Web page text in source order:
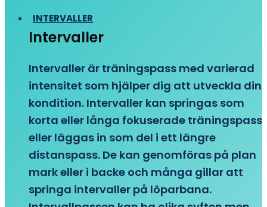
INTERVALLER
Intervaller
Intervaller är träningspass med varierad
intensitet som hjälper dig att utveckla din
kondition. Intervaller kan springas som
korta eller långa fokuserade träningspass
eller läggas in som del i ett längre
distanspass. De kan genomföras på plan
mark eller i backe och många gillar att
springa intervaller på löparbana.